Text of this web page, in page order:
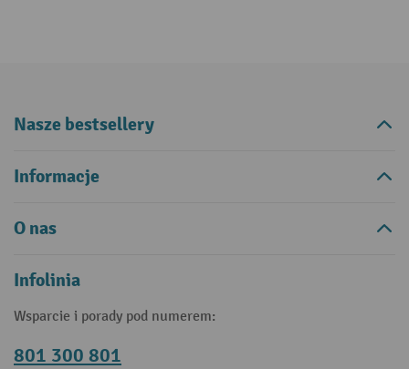
Nasze bestsellery
Informacje
O nas
Infolinia
Wsparcie i porady pod numerem:
801 300 801